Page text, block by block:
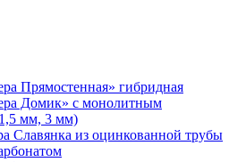
Прямостенная» гибридная
Домик» с монолитным
мм, 3 мм)
Славянка из оцинкованной трубы